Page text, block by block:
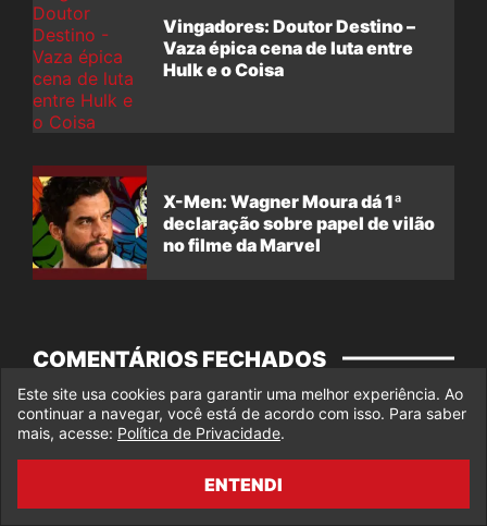
Vingadores: Doutor Destino –
Vaza épica cena de luta entre
Hulk e o Coisa
X-Men: Wagner Moura dá 1ª
declaração sobre papel de vilão
no filme da Marvel
COMENTÁRIOS FECHADOS
Os comentários desse post foram encerrados.
Este site usa cookies para garantir uma melhor experiência. Ao
continuar a navegar, você está de acordo com isso. Para saber
mais, acesse: Política de Privacidade.
ENTENDI